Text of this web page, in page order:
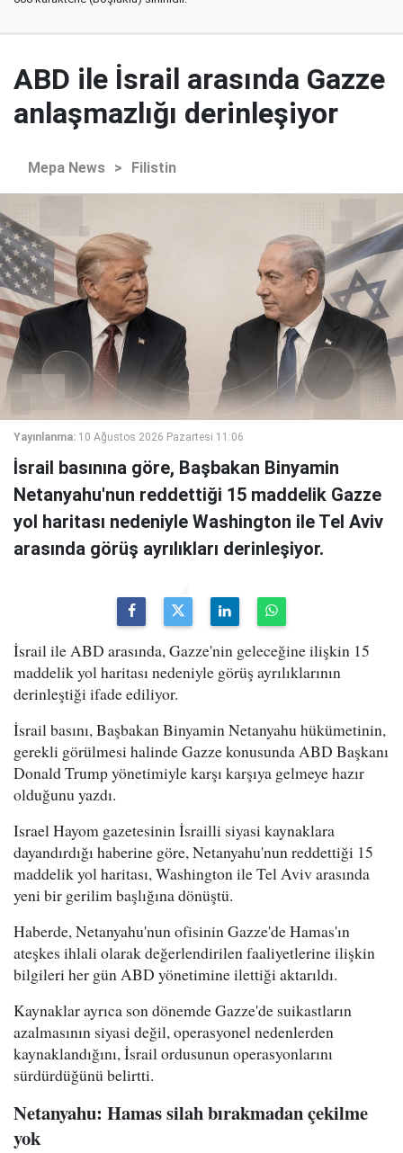
ABD ile İsrail arasında Gazze
anlaşmazlığı derinleşiyor
Mepa News > Filistin
Yayınlanma: 10 Ağustos 2026 Pazartesi 11:06
İsrail basınına göre, Başbakan Binyamin
Netanyahu'nun reddettiği 15 maddelik Gazze
yol haritası nedeniyle Washington ile Tel Aviv
arasında görüş ayrılıkları derinleşiyor.
İsrail ile ABD arasında, Gazze'nin geleceğine ilişkin 15
maddelik yol haritası nedeniyle görüş ayrılıklarının
derinleştiği ifade ediliyor.
İsrail basını, Başbakan Binyamin Netanyahu hükümetinin,
gerekli görülmesi halinde Gazze konusunda ABD Başkanı
Donald Trump yönetimiyle karşı karşıya gelmeye hazır
olduğunu yazdı.
Israel Hayom gazetesinin İsrailli siyasi kaynaklara
dayandırdığı haberine göre, Netanyahu'nun reddettiği 15
maddelik yol haritası, Washington ile Tel Aviv arasında
yeni bir gerilim başlığına dönüştü.
Haberde, Netanyahu'nun ofisinin Gazze'de Hamas'ın
ateşkes ihlali olarak değerlendirilen faaliyetlerine ilişkin
bilgileri her gün ABD yönetimine ilettiği aktarıldı.
Kaynaklar ayrıca son dönemde Gazze'de suikastların
azalmasının siyasi değil, operasyonel nedenlerden
kaynaklandığını, İsrail ordusunun operasyonlarını
sürdürdüğünü belirtti.
Netanyahu: Hamas silah bırakmadan çekilme
yok